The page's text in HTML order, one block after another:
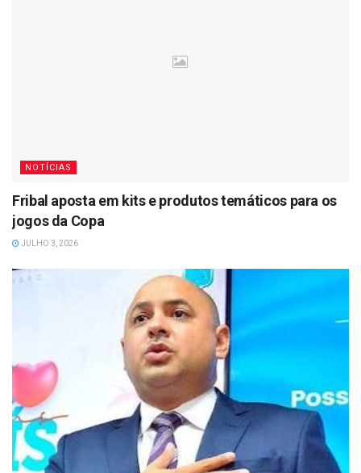
NOTÍCIAS
Fribal aposta em kits e produtos temáticos para os
jogos da Copa
JULHO 3, 2026